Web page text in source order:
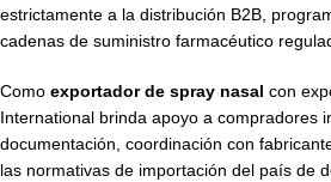
estrictamente a la distribución B2B,
cadenas de suministro farmacéutico
Como exportador de spray nasal con
International brinda apoyo a compradores
documentación, coordinación con
las normativas de importación del país de